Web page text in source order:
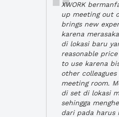
XWORK
up meeting out
brings new
karena
di lokasi baru
reasonable
to use karena
other
meeting room.
di set di lokasi
sehingga
dari pada harus